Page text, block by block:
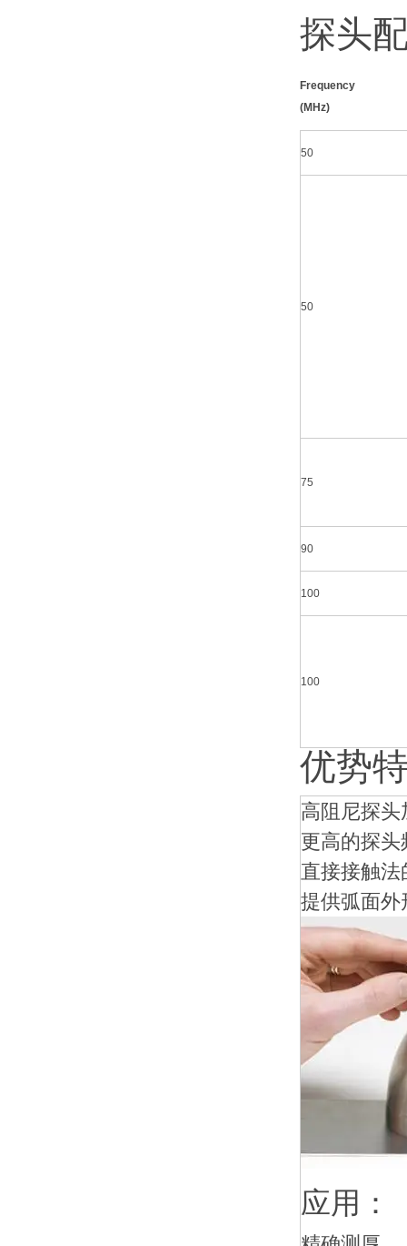
探头
Frequency
(MHz)
50
50
75
90
100
100
优势
高阻尼探
更高的探
直接接触
提供弧面外
应用：